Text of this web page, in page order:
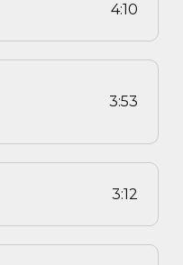
4:10
3:53
3:12